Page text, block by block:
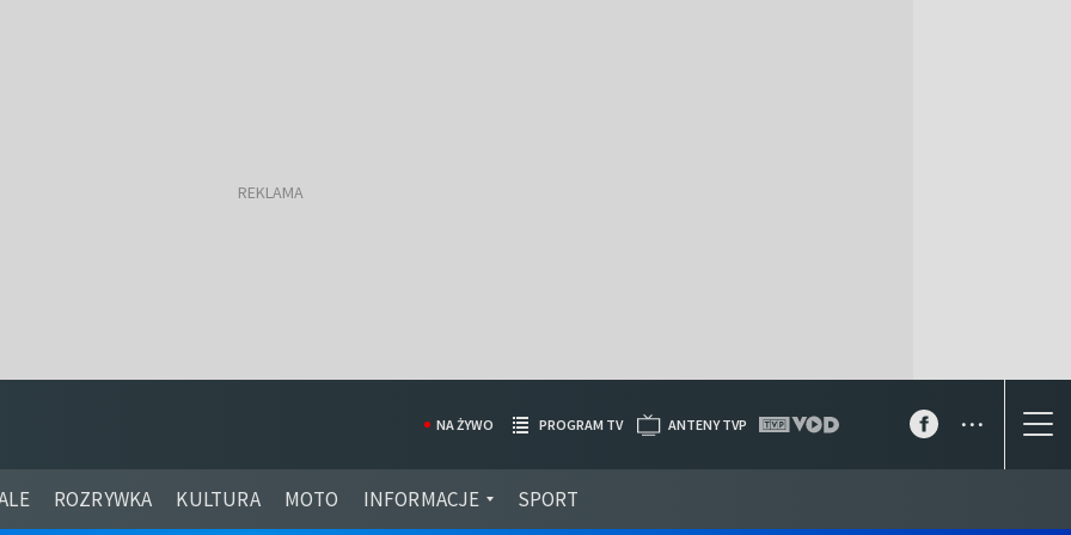
ROZRYWKA KULTURA MOTO INFORMACJE SPORT
NA ŻYWO PROGRAM TV ANTENY TVP ...